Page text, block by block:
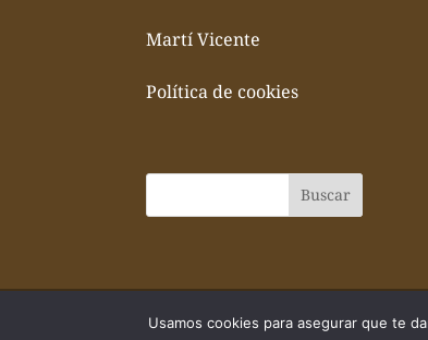
Martí Vicente
Política de cookies
© Todos los derechos
Usamos cookies para asegurar que te